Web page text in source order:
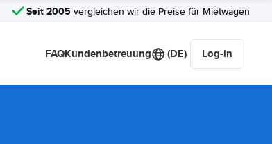
Seit 2005 vergleichen wir die Preise für Mietwagen
FAQKundenbetreuung (DE) Log-in